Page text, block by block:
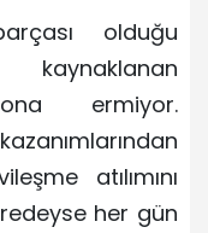
olduğu
kaynaklanan
ermiyor.
atılımını
her gün